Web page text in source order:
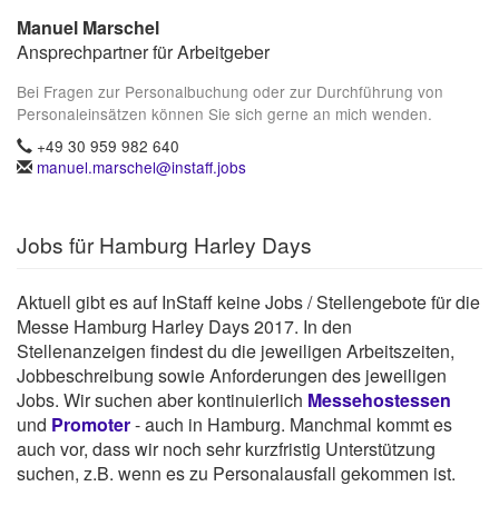
Manuel Marschel
Ansprechpartner für Arbeitgeber
Bei Fragen zur Personalbuchung oder zur Durchführung von
Personaleinsätzen können Sie sich gerne an mich wenden.
+49 30 959 982 640
manuel.marschel@instaff.jobs
Jobs für Hamburg Harley Days
Aktuell gibt es auf InStaff keine Jobs / Stellengebote für die
Messe Hamburg Harley Days 2017. In den
Stellenanzeigen findest du die jeweiligen Arbeitszeiten,
Jobbeschreibung sowie Anforderungen des jeweiligen
Jobs. Wir suchen aber kontinuierlich Messehostessen
und Promoter- auch in Hamburg. Manchmal kommt es
auch vor, dass wir noch sehr kurzfristig Unterstützung
suchen, z.B. wenn es zu Personalausfall gekommen ist.